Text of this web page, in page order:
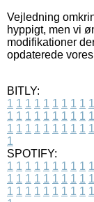
Vejledning
hyppigt, men vi
modifikationer
opdaterede
BITLY:
1 1 1 1 1 1 1 1 1 1
1 1 1 1 1 1 1 1 1 1
1 1 1 1 1 1 1 1 1 1
1
SPOTIFY:
1 1 1 1 1 1 1 1 1 1
1 1 1 1 1 1 1 1 1 1
1 1 1 1 1 1 1 1 1 1